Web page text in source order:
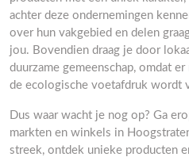
achter deze ondernemingen
over hun vakgebied en delen
jou. Bovendien draag je door
duurzame gemeenschap, omdat
de ecologische voetafdruk wordt
Dus waar wacht je nog op? Ga
markten en winkels in
streek, ontdek unieke producten